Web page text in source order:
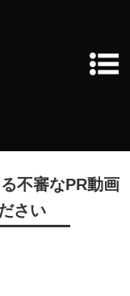
不審なPR動画
さい